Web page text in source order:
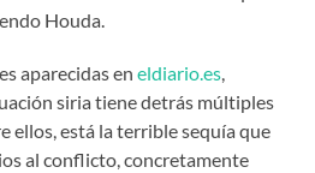
Houda.
aparecidas eneldiario.es,
siria tiene detrás múltiples
ellos, está la terrible sequía que
al conflicto, concretamente